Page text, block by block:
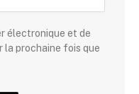
électronique et de
la prochaine fois que